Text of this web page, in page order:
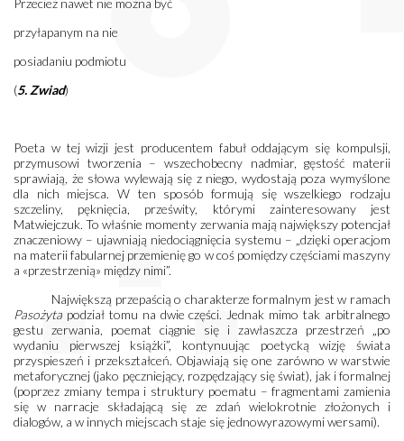
przyłapanym na nie
posiadaniu podmiotu
(5. Zwiad)
Poeta w tej wizji jest producentem fabuł oddającym się kompulsji,
przymusowi tworzenia – wszechobecny nadmiar, gęstość materii
sprawiają, że słowa wylewają się z niego, wydostają poza wymyślone
dla nich miejsca. W ten sposób formują się wszelkiego rodzaju
szczeliny, pęknięcia, prześwity, którymi zainteresowany jest
Matwiejczuk. To właśnie momenty zerwania mają największy potencjał
znaczeniowy – ujawniają niedociągnięcia systemu – „dzięki operacjom
na materii fabularnej przemienię go w coś pomiędzy częściami maszyny
a «przestrzenią» między nimi”.
Największą przepaścią o charakterze formalnym jest w ramach
Pasożyta podział tomu na dwie części. Jednak mimo tak arbitralnego
gestu zerwania, poemat ciągnie się i zawłaszcza przestrzeń „po
wydaniu pierwszej książki”, kontynuując poetycką wizję świata
przyspieszeń i przekształceń. Objawiają się one zarówno w warstwie
metaforycznej (jako pęczniejący, rozpędzający się świat), jak i formalnej
(poprzez zmiany tempa i struktury poematu – fragmentami zamienia
się w narracje składającą się ze zdań wielokrotnie złożonych i
dialogów, a w innych miejscach staje się jednowyrazowymi wersami).